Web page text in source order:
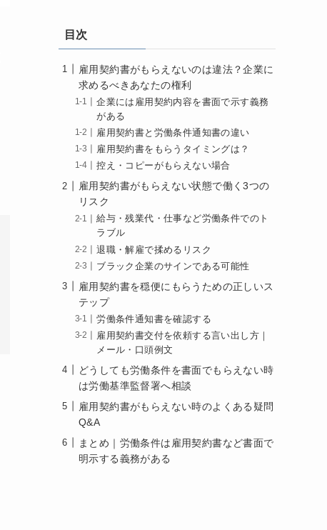
目次
雇用契約書がもらえないのは違法？企業に
求めるべきあなたの権利
企業には雇用契約内容を書面で示す義務
がある
雇用契約書と労働条件通知書の違い
雇用契約書をもらうタイミングは？
控え・コピーがもらえない場合
雇用契約書がもらえない状態で働く3つの
リスク
給与・残業代・仕事など労働条件でのト
ラブル
退職・解雇で揉めるリスク
ブラック企業のサインである可能性
雇用契約書を穏便にもらうための正しいス
テップ
労働条件通知書を確認する
雇用契約書交付を依頼する言い出し方｜
メール・口頭例文
どうしても労働条件を書面でもらえない時
は労働基準監督署へ相談
雇用契約書がもらえない時のよくある疑問
Q&A
まとめ｜労働条件は雇用契約書など書面で
明示する義務がある